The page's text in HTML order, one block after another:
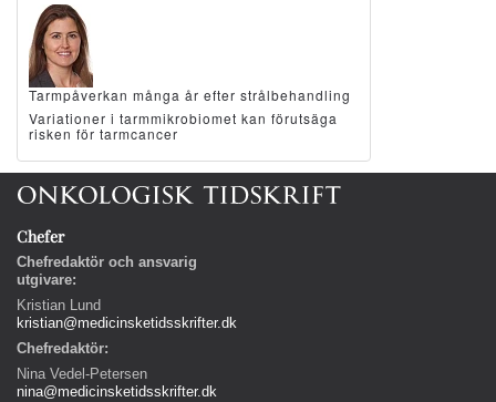
Tarmpåverkan många år efter strålbehandling
Variationer i tarmmikrobiomet kan förutsäga
risken för tarmcancer
Chefer
Chefredaktör och ansvarig
utgivare:
Kristian Lund
kristian@medicinsketidsskrifter.dk
Chefredaktör:
Nina Vedel-Petersen
nina@medicinsketidsskrifter.dk